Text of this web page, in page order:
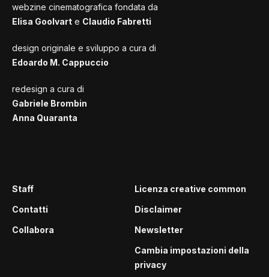
webzine cinematografica fondata da
Elisa Goolvart e Claudio Fabretti
design originale e sviluppo a cura di
Edoardo M. Cappuccio
redesign a cura di
Gabriele Brombin
Anna Quaranta
Staff
Contatti
Collabora
Licenza creative common
Disclaimer
Newsletter
Cambia impostazioni della
privacy